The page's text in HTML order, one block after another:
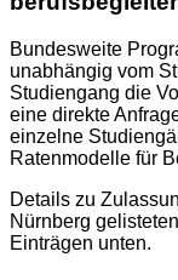
Bundesweite
unabhängig vom
Studiengang die
eine direkte
einzelne
Ratenmodelle für
Details zu
Nürnberg
Einträgen unten.